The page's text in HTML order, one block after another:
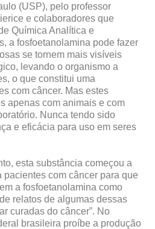
(USP), pelo professor
e colaboradores que
Química Analítica e
a fosfoetanolamina pode fazer
se tornem mais visíveis
levando o organismo a
o que constitui uma
com câncer. Mas estes
apenas com animais e com
Nunca tendo sido
e eficácia para uso em seres
esta substância começou a
pacientes com câncer para que
a fosfoetanolamina como
relatos de algumas dessas
curadas do câncer”. No
brasileira proíbe a produção